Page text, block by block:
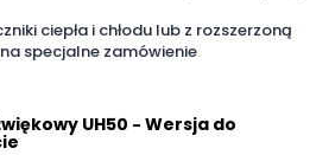
ciepła i chłodu lub z rozszerzoną
specjalne zamówienie
UH50 - Wersja do